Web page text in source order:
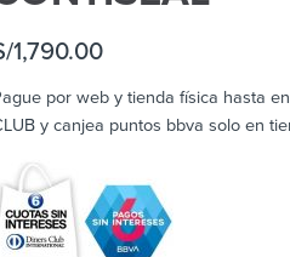
1,790.00
por web y tienda física hasta
y canjea puntos bbva solo en